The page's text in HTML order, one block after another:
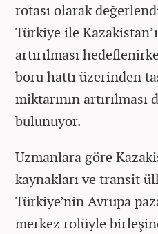
rotası olarak
Türkiye ile
artırılması
boru hattı üzerinden
miktarının artırılması
bulunuyor.
Uzmanlara göre
kaynakları ve transit
Türkiye’nin Avrupa
merkez rolüyle